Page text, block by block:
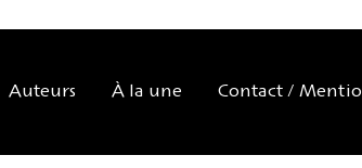
Auteurs À la une Contact /